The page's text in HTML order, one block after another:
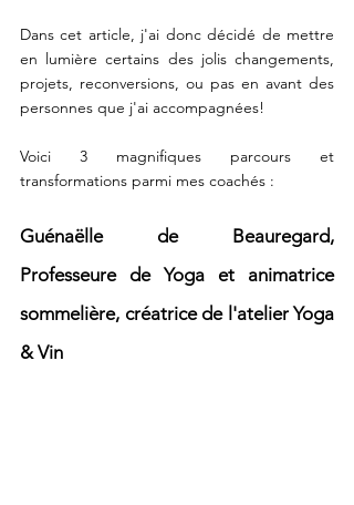
Dans cet article, j'ai donc décidé de mettre
en lumière certains des jolis changements,
projets, reconversions, ou pas en avant des
personnes que j'ai accompagnées!⠀
Voici 3 magnifiques parcours et
transformations parmi mes coachés :
Guénaëlle de Beauregard,
Professeure de Yoga et animatrice
sommelière, créatrice de l'atelier Yoga
& Vin